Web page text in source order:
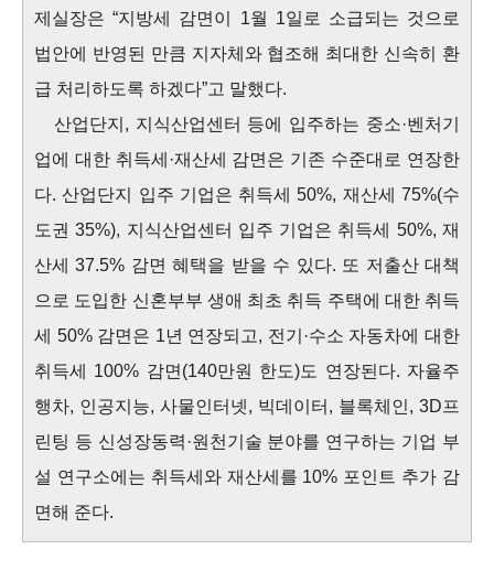
제실장은 “지방세 감면이 1월 1일로 소급되는 것으로
법안에 반영된 만큼 지자체와 협조해 최대한 신속히 환
급 처리하도록 하겠다”고 말했다.
산업단지, 지식산업센터 등에 입주하는 중소·벤처기
업에 대한 취득세·재산세 감면은 기존 수준대로 연장한
다. 산업단지 입주 기업은 취득세 50%, 재산세 75%(수
도권 35%), 지식산업센터 입주 기업은 취득세 50%, 재
산세 37.5% 감면 혜택을 받을 수 있다. 또 저출산 대책
으로 도입한 신혼부부 생애 최초 취득 주택에 대한 취득
세 50% 감면은 1년 연장되고, 전기·수소 자동차에 대한
취득세 100% 감면(140만원 한도)도 연장된다. 자율주
행차, 인공지능, 사물인터넷, 빅데이터, 블록체인, 3D프
린팅 등 신성장동력·원천기술 분야를 연구하는 기업 부
설 연구소에는 취득세와 재산세를 10% 포인트 추가 감
면해 준다.